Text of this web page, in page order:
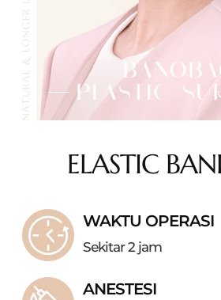
ELASTIC
WAKTU OPERASI
Sekitar 2 jam
ANESTESI